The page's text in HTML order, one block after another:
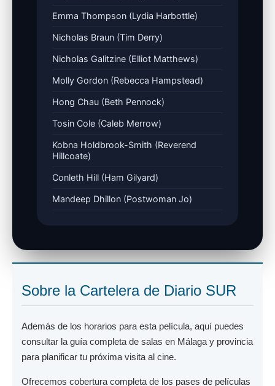
Emma Thompson (Lydia Harbottle)
Nicholas Braun (Tim Derry)
Nicholas Galitzine (Elliot Matthews)
Molly Gordon (Rebecca Hampstead)
Hong Chau (Beth Pennock)
Tosin Cole (Caleb Merrow)
Kobna Holdbrook-Smith (Reverend
Hillcoate)
Conleth Hill (Ham Gilyard)
Mandeep Dhillon (Postwoman Jo)
Sobre la Cartelera de Diario SUR
Además de los horarios para esta película, aquí puedes
consultar la guía completa de salas en Málaga y provincia
para planificar tu próxima visita al cine.
Ofrecemos cobertura completa de los pases de películas